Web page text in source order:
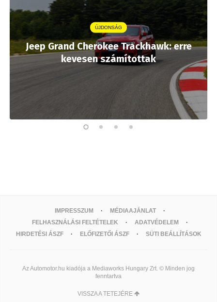
ÚJDONSÁG
Jeep Grand Cherokee Trackhawk: erre
kevesen számítottak
IMPRESSZUM
MÉDIAAJÁNLAT
FELHASZNÁLÁSI FELTÉTELEK
ADATVÉDELEM
HIRDETÉSI ÁSZF
ELŐFIZETŐI ÁSZF SÜTI BEÁLLÍTÁSOK
Az Automotor.hu kiadója a Mediaworks Hungary Zrt. © Minden jog
fenntartva
VISSZA A TETEJÉRE